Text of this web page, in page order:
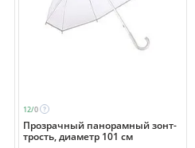
12/0
Прозрачный панорамный зонт-
трость, диаметр 101 см